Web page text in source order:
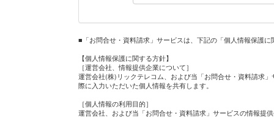
■「お問合せ・資料請求」サービスは、下記の「個人情報保護
【個人情報保護に関する方針】
［運営会社、情報提供企業について］
運営会社(株)リックテレコム、および当「お問合せ・資料請求
際に入力いただいた個人情報を共有します。
［個人情報の利用目的］
運営会社、および当「お問合せ・資料請求」サービスの情報提